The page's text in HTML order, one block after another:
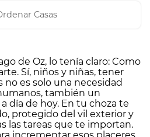
Casas
de Oz, lo tenía claro: Como
Sí, niños y niñas, tener
no es solo una necesidad
también un
día de hoy. En tu choza te
protegido del vil exterior y
las tareas que te importan.